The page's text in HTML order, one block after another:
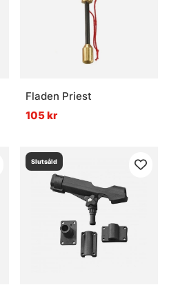
Fladen Priest
105 kr
Slutsåld